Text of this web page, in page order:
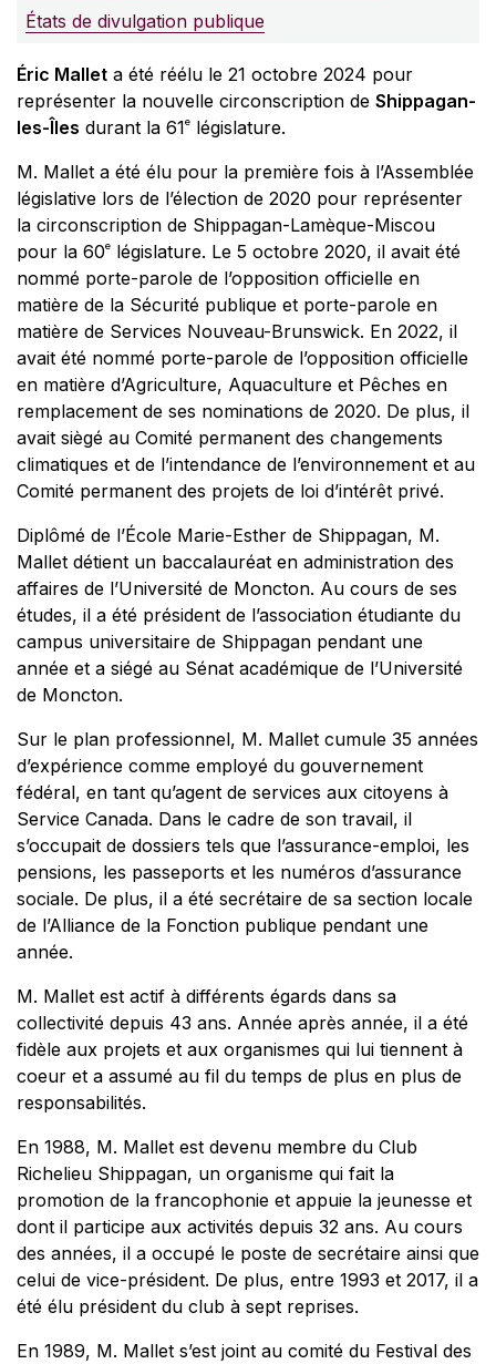
États de divulgation publique
Éric Mallet a été réélu le 21 octobre 2024 pour
représenter la nouvelle circonscription de Shippagan-
les-Îles durant la 61e législature.
M. Mallet a été élu pour la première fois à l’Assemblée
législative lors de l’élection de 2020 pour représenter
la circonscription de Shippagan-Lamèque-Miscou
pour la 60e législature. Le 5 octobre 2020, il avait été
nommé porte-parole de l’opposition officielle en
matière de la Sécurité publique et porte-parole en
matière de Services Nouveau-Brunswick. En 2022, il
avait été nommé porte-parole de l’opposition officielle
en matière d’Agriculture, Aquaculture et Pêches en
remplacement de ses nominations de 2020. De plus, il
avait siègé au Comité permanent des changements
climatiques et de l’intendance de l’environnement et au
Comité permanent des projets de loi d’intérêt privé.
Diplômé de l’École Marie-Esther de Shippagan, M.
Mallet détient un baccalauréat en administration des
affaires de l’Université de Moncton. Au cours de ses
études, il a été président de l’association étudiante du
campus universitaire de Shippagan pendant une
année et a siégé au Sénat académique de l’Université
de Moncton.
Sur le plan professionnel, M. Mallet cumule 35 années
d’expérience comme employé du gouvernement
fédéral, en tant qu’agent de services aux citoyens à
Service Canada. Dans le cadre de son travail, il
s’occupait de dossiers tels que l’assurance-emploi, les
pensions, les passeports et les numéros d’assurance
sociale. De plus, il a été secrétaire de sa section locale
de l’Alliance de la Fonction publique pendant une
année.
M. Mallet est actif à différents égards dans sa
collectivité depuis 43 ans. Année après année, il a été
fidèle aux projets et aux organismes qui lui tiennent à
coeur et a assumé au fil du temps de plus en plus de
responsabilités.
En 1988, M. Mallet est devenu membre du Club
Richelieu Shippagan, un organisme qui fait la
promotion de la francophonie et appuie la jeunesse et
dont il participe aux activités depuis 32 ans. Au cours
des années, il a occupé le poste de secrétaire ainsi que
celui de vice-président. De plus, entre 1993 et 2017, il a
été élu président du club à sept reprises.
En 1989, M. Mallet s’est joint au comité du Festival des